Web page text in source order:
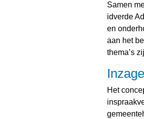
Samen
idverde
en
aan het
thema’s
Inzage
Het